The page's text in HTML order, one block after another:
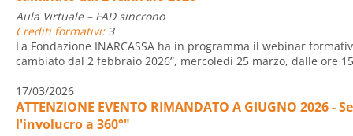
Aula Virtuale – FAD sincrono
Crediti formativi:3
La Fondazione INARCASSA ha in programma il webinar
cambiato dal 2 febbraio 2026”, mercoledì 25 marzo, dalle ore
17/03/2026
ATTENZIONE EVENTO RIMANDATO A GIUGNO 2026
l'involucro a 360°"